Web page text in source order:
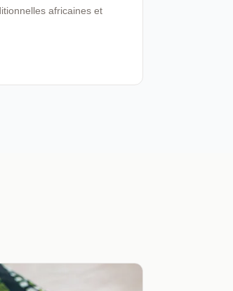
africaines et